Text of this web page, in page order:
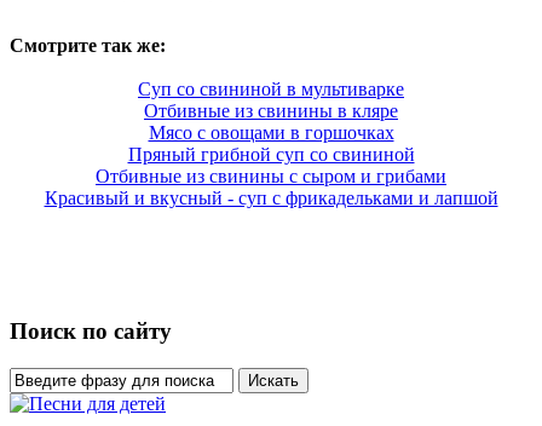
Смотрите так же:
Суп со свининой в мультиварке
Отбивные из свинины в кляре
Мясо с овощами в горшочках
Пряный грибной суп со свининой
Отбивные из свинины с сыром и грибами
Красивый и вкусный - суп с фрикадельками и лапшой
Поиск по сайту